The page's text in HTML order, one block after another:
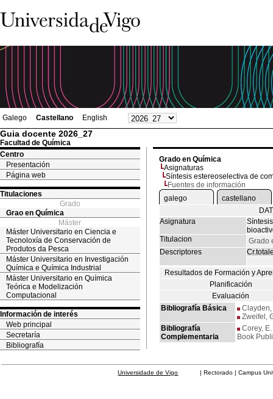
Galego Castellano English
Guia docente 2026_27
Facultad de Química
Centro
Presentación
Página web
Titulaciones
Grado
Grao en Química
Máster
Máster Universitario en Ciencia e
Tecnoloxía de Conservación de
Produtos da Pesca
Máster Universitario en Investigación
Química e Química Industrial
Máster Universitario en Química
Teórica e Modelización
Computacional
Información de interés
Web principal
Secretaría
Bibliografía
Grado en Química
Asignaturas
Síntesis estereoselectiva de
Fuentes de información
galego
castellano
Asignatura
Titulacion
Grado
Descriptores
Resultados de Formación y
Planificación
Evaluación
Bibliografía Básica
Clayden,
Zweifel,
Bibliografía
Complementaria
Corey,
Book
Universidade de Vigo | Rectorado | Campus